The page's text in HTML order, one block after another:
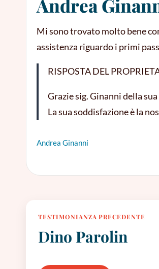
Andrea
Mi sono trovato molto bene
assistenza riguardo i primi
RISPOSTA DEL
Grazie sig. Ginanni della
La sua soddisfazione è la
Andrea Ginanni
TESTIMONIANZA PRECEDENTE
Dino Parolin